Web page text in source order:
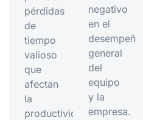
pérdidas
de
tiempo
valioso
que
afectan
la
productividad
negativo
en el
desempeño
general
del
equipo
y la
empresa.